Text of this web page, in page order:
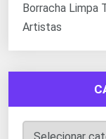
Borracha Limpa
Artistas
Categorias